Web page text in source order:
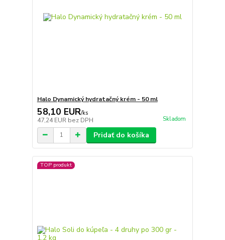
Halo Dynamický hydratačný krém - 50 ml
58,10 EUR/ks
47,24 EUR bez DPH Skladom
Pridať do košíka
TOP produkt